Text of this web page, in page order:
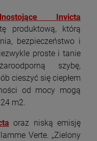
Invicta
produktową, którą
bezpieczeństwo i
proste i tanie
szybę,
cieszyć się ciepłem
od mocy mogą
m2.
oraz niską emisję
Verte. „Zielony